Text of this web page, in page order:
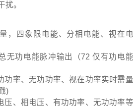
扰。
，四象限电能、分相电能、视在电
无功电能脉冲输出（72 仅有功电能
功率、无功功率、视在功率实时需量
)
压、相电压、有功功率、无功功率等